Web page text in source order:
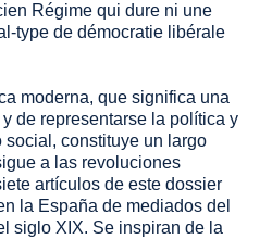
Régime qui dure ni une
type de démocratie libérale
moderna, que significa una
de representarse la política y
constituye un largo
a las revoluciones
artículos de este dossier
la España de mediados del
siglo XIX. Se inspiran de la